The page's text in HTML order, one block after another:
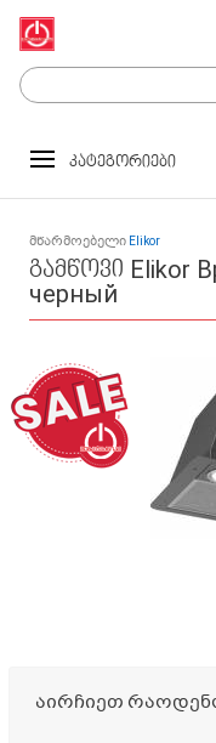
კატეგორიები
მწარმოებელი Elikor
გამწოვი Elikor
черный
აირჩიეთ